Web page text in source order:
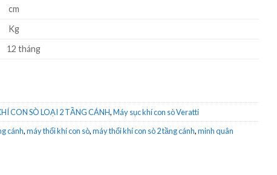
cm
Kg
12 tháng
CON SÒ LOẠI 2 TẦNG CÁNH,Máy sục khí con sò Veratti
cánh,máy thổi khí con sò,máy thổi khí con sò 2 tầng cánh,minh quân